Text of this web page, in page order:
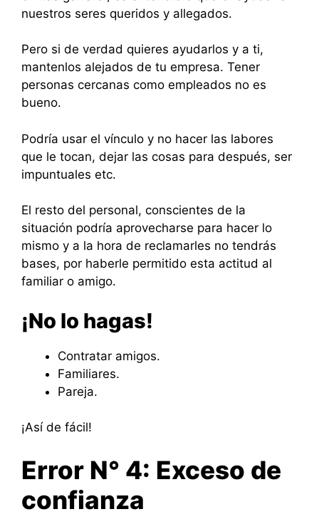
nuestros seres queridos y allegados.
Pero si de verdad quieres ayudarlos y a ti,
mantenlos alejados de tu empresa. Tener
personas cercanas como empleados no es
bueno.
Podría usar el vínculo y no hacer las labores
que le tocan, dejar las cosas para después, ser
impuntuales etc.
El resto del personal, conscientes de la
situación podría aprovecharse para hacer lo
mismo y a la hora de reclamarles no tendrás
bases, por haberle permitido esta actitud al
familiar o amigo.
¡No lo hagas!
Contratar amigos.
Familiares.
Pareja.
¡Así de fácil!
Error N° 4: Exceso de
confianza